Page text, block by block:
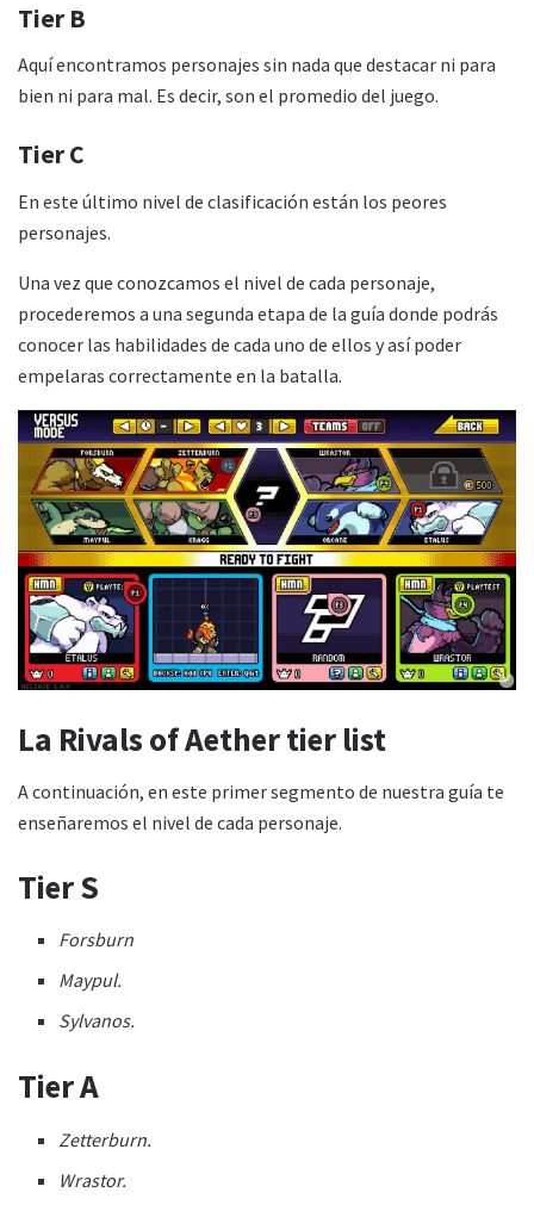
Tier B
Aquí encontramos personajes sin nada que destacar ni para
bien ni para mal. Es decir, son el promedio del juego.
Tier C
En este último nivel de clasificación están los peores
personajes.
Una vez que conozcamos el nivel de cada personaje,
procederemos a una segunda etapa de la guía donde podrás
conocer las habilidades de cada uno de ellos y así poder
empelaras correctamente en la batalla.
La Rivals of Aether tier list
A continuación, en este primer segmento de nuestra guía te
enseñaremos el nivel de cada personaje.
Tier S
Forsburn
Maypul.
Sylvanos.
Tier A
Zetterburn.
Wrastor.